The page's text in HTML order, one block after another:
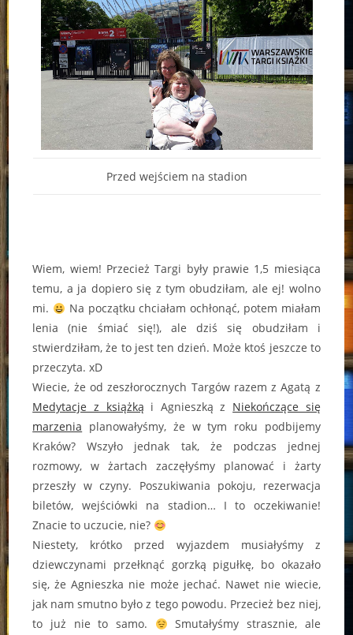
Przed wejściem na stadion
Wiem, wiem! Przecież Targi były prawie 1,5 miesiąca
temu, a ja dopiero się z tym obudziłam, ale ej! wolno
mi.
Na początku chciałam ochłonąć, potem miałam
lenia (nie śmiać się!), ale dziś się obudziłam i
stwierdziłam, że to jest ten dzień. Może ktoś jeszcze to
przeczyta. xD
Wiecie, że od zeszłorocznych Targów razem z Agatą z
Medytacje z książką i Agnieszką z Niekończące się
marzenia planowałyśmy, że w tym roku podbijemy
Kraków? Wszyło jednak tak, że podczas jednej
rozmowy, w żartach zaczęłyśmy planować i żarty
przeszły w czyny. Poszukiwania pokoju, rezerwacja
biletów, wejściówki na stadion… I to oczekiwanie!
Znacie to uczucie, nie?
Niestety, krótko przed wyjazdem musiałyśmy z
dziewczynami przełknąć gorzką pigułkę, bo okazało
się, że Agnieszka nie może jechać. Nawet nie wiecie,
jak nam smutno było z tego powodu. Przecież bez niej,
to już nie to samo.
Smutałyśmy strasznie, ale